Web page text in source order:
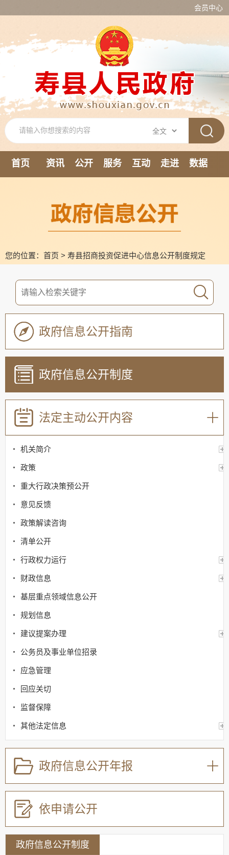
会员中心
首页 资讯 公开 服务 互动 走进
数据
您的位置： 首页 > 寿县招商投资促进中心信息公开制度规定
政府信息公开指南
政府信息公开制度
法定主动公开内容
机关简介
政策
重大行政决策预公开
意见反馈
政策解读咨询
清单公开
行政权力运行
财政信息
基层重点领域信息公开
规划信息
建议提案办理
公务员及事业单位招录
应急管理
回应关切
监督保障
其他法定信息
政府信息公开年报
依申请公开
政府信息公开制度